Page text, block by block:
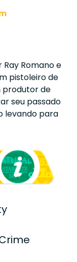
Romano e
pistoleiro de
produtor de
seu passado
levando para